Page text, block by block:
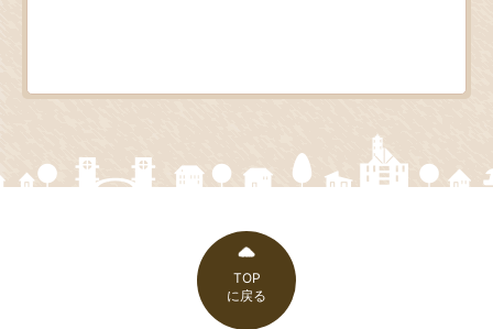
TOP
に戻る